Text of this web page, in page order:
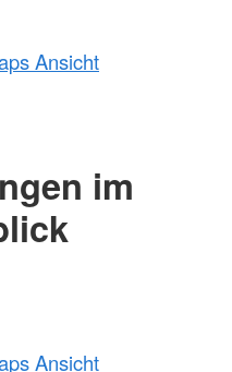
Ansicht
im
Ansicht